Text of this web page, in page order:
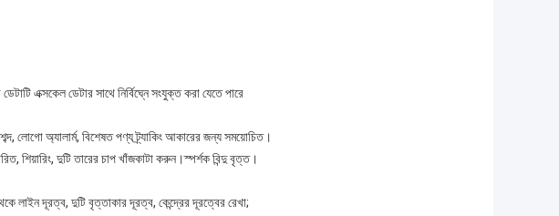
এক্সকেল ডেটার সাথে নির্বিঘ্নে সংযুক্ত করা যেতে পারে
লোগো অ্যালার্ম, বিশেষত পণ্য ট্র্যাকিং আকারের জন্য সময়োচিত।
শিয়ারিং, দুটি তারের চাপ খাঁজকাটা করুন।স্পর্শক বিন্দু বৃত্ত।
লাইন দূরত্ব, দুটি বৃত্তাকার দূরত্ব, কেন্দ্রের দূরত্বের রেখা;